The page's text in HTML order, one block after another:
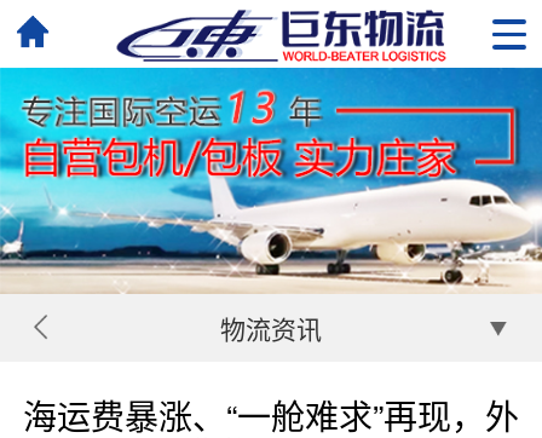
物流资讯
海运费暴涨、“一舱难求”再现，外